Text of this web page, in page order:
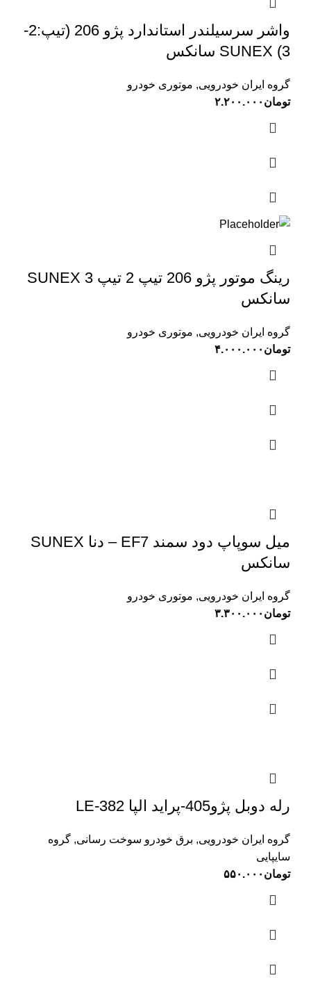
واشر سرسیلندر استاندارد پژو 206 (تیپ:2-
3) SUNEX سانکس
گروه ایران خودرویی, موتوری خودرو
تومان ۲.۲۰۰.۰۰۰
رینگ موتور پژو 206 تیپ 2 تیپ 3 SUNEX
سانکس
گروه ایران خودرویی, موتوری خودرو
تومان ۴.۰۰۰.۰۰۰
میل سوپاپ دود سمند EF7 – دنا SUNEX
سانکس
گروه ایران خودرویی, موتوری خودرو
تومان ۳.۳۰۰.۰۰۰
رله دوبل پژو405-پراید الپا LE-382
گروه ایران خودرویی, برق خودرو سوخت رسانی, گروه
سایپایی
تومان ۵۵۰.۰۰۰